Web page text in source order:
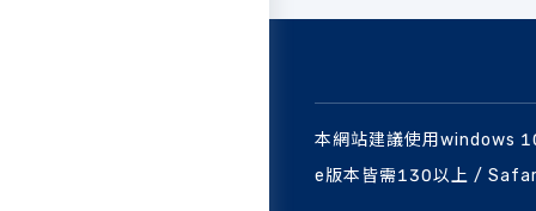
本網站建議使用windows
e版本皆需130以上 /